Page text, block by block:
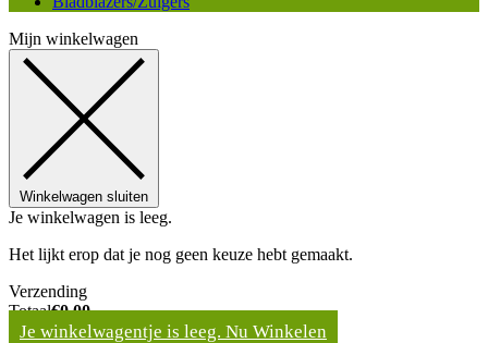
Mijn winkelwagen
Winkelwagen sluiten
Je winkelwagen is leeg.
Het lijkt erop dat je nog geen keuze hebt gemaakt.
Verzending
Totaal€0,00
Je winkelwagentje is leeg. Nu Winkelen